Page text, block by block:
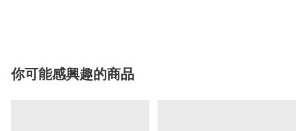
你可能感興趣的商品